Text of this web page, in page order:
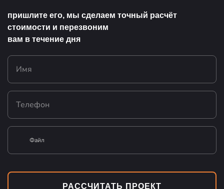
пришлите его, мы сделаем точный расчёт
стоимости и перезвоним
вам в течение дня
Файл
РАССЧИТАТЬ ПРОЕКТ